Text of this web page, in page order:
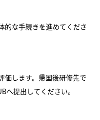
的な手続きを進めてくださ
価します。帰国後研修先で
へ提出してください。